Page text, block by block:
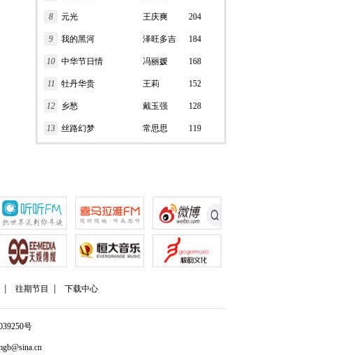
8 元光 王庆爽 204
9 我的黑河 泽旺多吉 184
10 中华节日情 冯丽媛 168
11 牡丹华贵 王莉 152
12 乡愁 戴玉强 128
13 丝路幻梦 常思思 119
往期节目 下载中心
号